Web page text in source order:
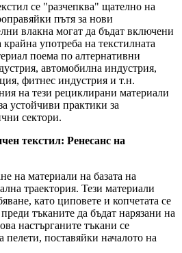
се "разчепква" щателно на
пътя за нови
влакна могат да бъдат включени
употреба на текстилната
поема по алтернативни
автомобилна индустрия,
фитнес индустрия и т.н.
на тези рециклирани материали
устойчиви практики за
сектори.
текстил: Ренесанс на
на материали на базата на
траектория. Тези материали
като циповете и копчетата се
тъканите да бъдат нарязани на
настърганите тъкани се
пелети, поставяйки началото на